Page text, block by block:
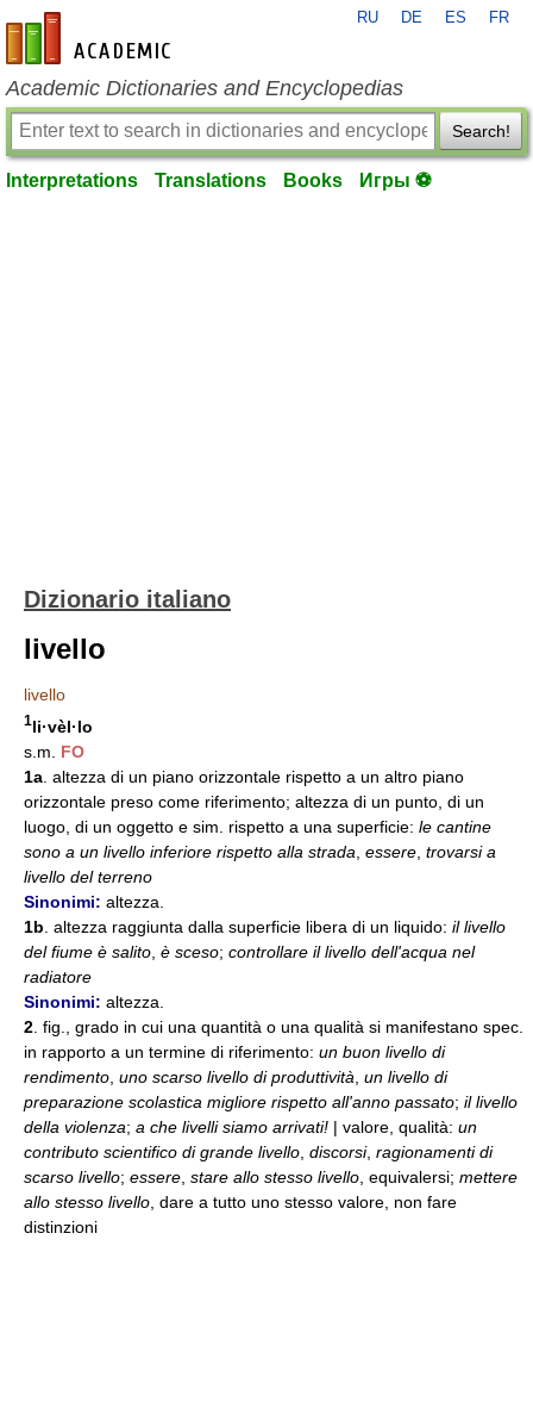
en-academic.com
RU DE ES FR
Academic Dictionaries and Encyclopedias
Search!
Interpretations Translations Books Игры ⚽
Dizionario italiano
livello
livello
1li·vèl·lo
s.m. FO
1a . altezza di un piano orizzontale rispetto a un altro piano
orizzontale preso come riferimento; altezza di un punto, di un
luogo, di un oggetto e sim. rispetto a una superficie: le cantine
sono a un livello inferiore rispetto alla strada essere trovarsi a
livello del terreno
Sinonimi: altezza.
1b . altezza raggiunta dalla superficie libera di un liquido: il livello
del fiume è salito è sceso; controllare il livello dell'acqua nel
radiatore
Sinonimi: altezza.
2 . fig., grado in cui una quantità o una qualità si manifestano spec.
in rapporto a un termine di riferimento: un buon livello di
rendimento uno scarso livello di produttività un livello di
preparazione scolastica migliore rispetto all'anno passato; il livello
della violenza; a che livelli siamo arrivati! | valore, qualità: un
contributo scientifico di grande livello discorsi, ragionamenti di
scarso livello; essere stare allo stesso livello , equivalersi; mettere
allo stesso livello , dare a tutto uno stesso valore, non fare
distinzioni